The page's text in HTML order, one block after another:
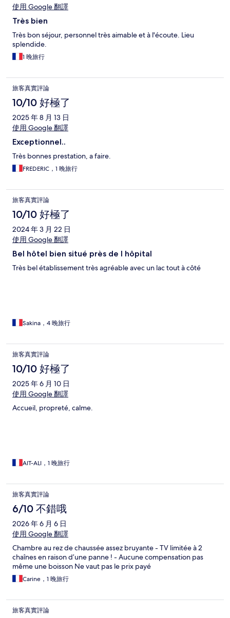
使用 Google 翻譯
Très bien
Très bon séjour, personnel très aimable et à l'écoute. Lieu
splendide.
1 晚旅行
旅客真實評論
10/10 好極了
2025 年 8 月 13 日
使用 Google 翻譯
Exceptionnel..
Très bonnes prestation, a faire.
FREDERIC，1 晚旅行
旅客真實評論
10/10 好極了
2024 年 3 月 22 日
使用 Google 翻譯
Bel hôtel bien situé près de l hôpital
Très bel établissement très agréable avec un lac tout à côté
Sakina，4 晚旅行
旅客真實評論
10/10 好極了
2025 年 6 月 10 日
使用 Google 翻譯
Accueil, propreté, calme.
AIT-ALI，1 晚旅行
旅客真實評論
6/10 不錯哦
2026 年 6 月 6 日
使用 Google 翻譯
Chambre au rez de chaussée assez bruyante - TV limitée à 2
chaînes en raison d’une panne ! - Aucune compensation pas
même une boisson Ne vaut pas le prix payé
Carine，1 晚旅行
旅客真實評論